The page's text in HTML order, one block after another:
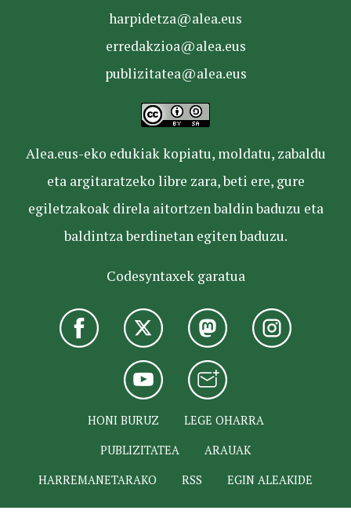
harpidetza@alea.eus
erredakzioa@alea.eus
publizitatea@alea.eus
Alea.eus-eko edukiak kopiatu, moldatu, zabaldu
eta argitaratzeko libre zara, beti ere, gure
egiletzakoak direla aitortzen baldin baduzu eta
baldintza berdinetan egiten baduzu.
Codesyntaxek garatua
HONI BURUZ
LEGE OHARRA
PUBLIZITATEA
ARAUAK
HARREMANETARAKO
RSS EGIN ALEAKIDE